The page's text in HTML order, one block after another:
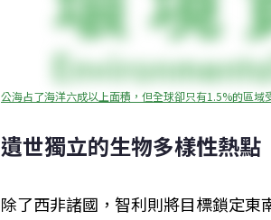
公海占了海洋六成以上面積，但全球卻只有1.5%的區
遺世獨立的生物多樣性熱點
除了西非諸國，智利則將目標鎖定東